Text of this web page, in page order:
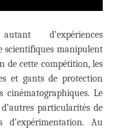
d’expériences
scientifiques manipulent
de cette compétition, les
et gants de protection
Le
particularités de
d’expérimentation. Au